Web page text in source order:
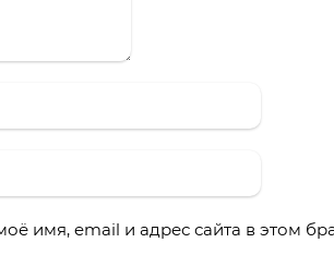
имя, email и адрес сайта в этом